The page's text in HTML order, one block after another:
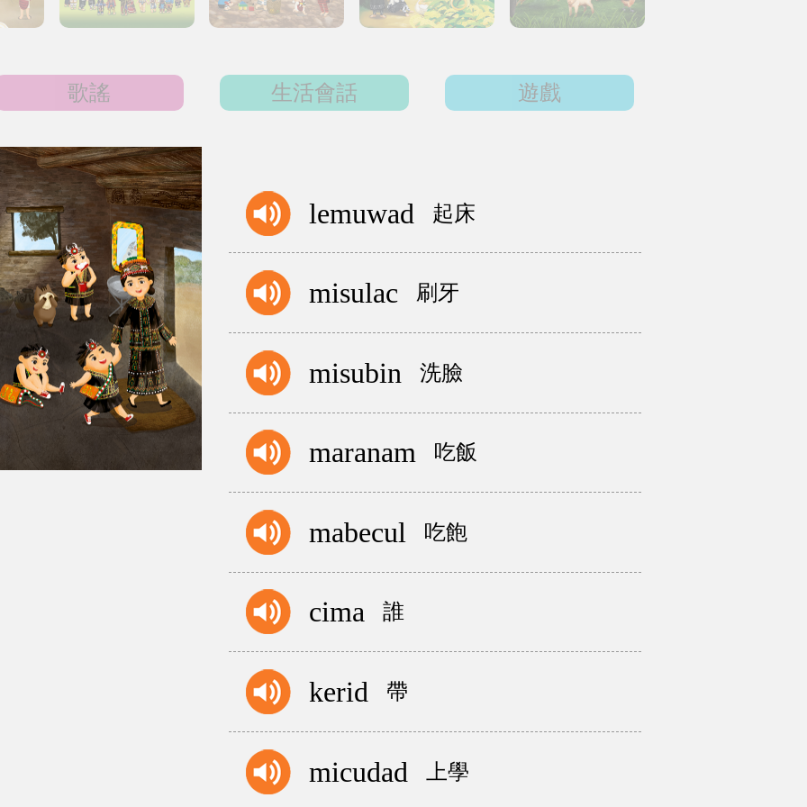
歌謠 生活會話 遊戲
lemuwad 起床
misulac 刷牙
misubin 洗臉
maranam 吃飯
mabecul 吃飽
cima 誰
kerid 帶
micudad 上學